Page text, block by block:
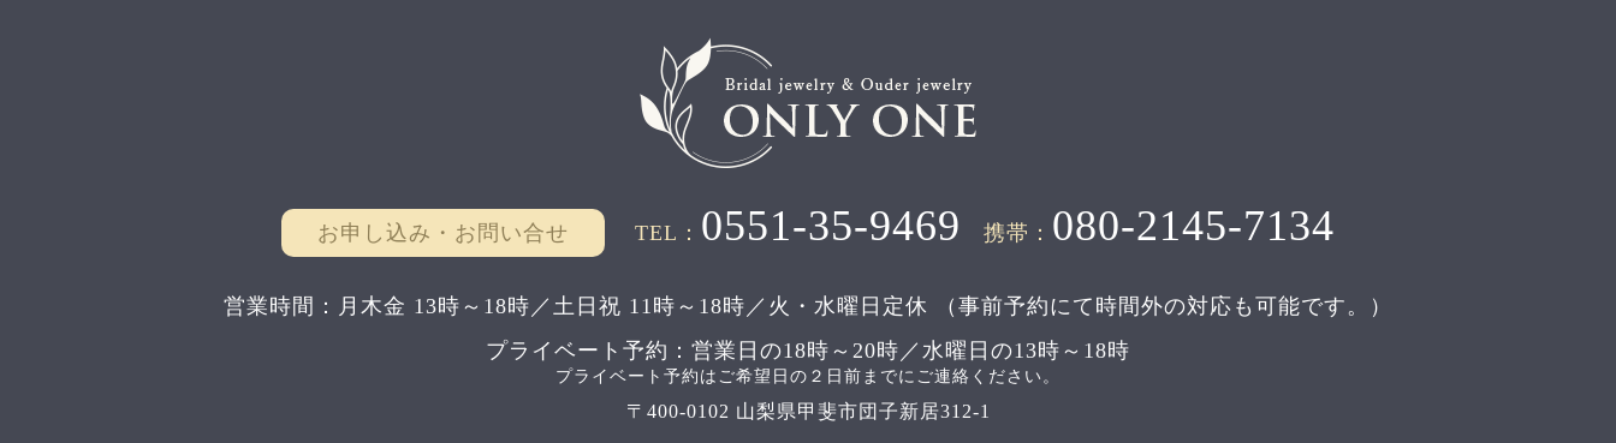
お申し込み・お問い合せ TEL： 0551-35-9469 携帯： 080-2145-7134
営業時間：月木金 13時～18時／土日祝 11時～18時／ 火・水曜日定休
（事前予約にて時間外の対応も可能です。）
プライベート予約： 営業日の18時～20時／水曜日の13時～18時
プライベート予約はご希望日の２日前までにご連絡ください。
〒400-0102 山梨県甲斐市団子新居312-1